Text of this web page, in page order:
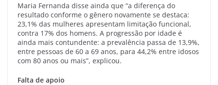
Maria Fernanda disse ainda que “a diferença do
resultado conforme o gênero novamente se destaca:
23,1% das mulheres apresentam limitação funcional,
contra 17% dos homens. A progressão por idade é
ainda mais contundente: a prevalência passa de 13,9%,
entre pessoas de 60 a 69 anos, para 44,2% entre idosos
com 80 anos ou mais”, explicou.
Falta de apoio